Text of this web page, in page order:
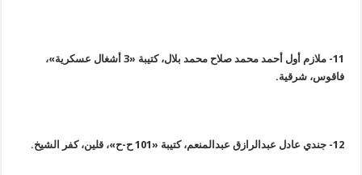
11-
ملازم أول أحمد محمد صلاح محمد بلال، كتيبة «3 أشغال عسكرية»،
فاقوس، شرقية.
12- جندي عادل عبدالرازق عبدالمنعم، كتيبة «101 ح-ح»، قلين، كفر الشيخ .